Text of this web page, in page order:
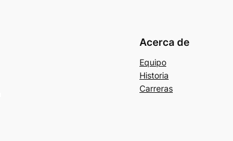
Acerca de
Equipo
Historia
Carreras